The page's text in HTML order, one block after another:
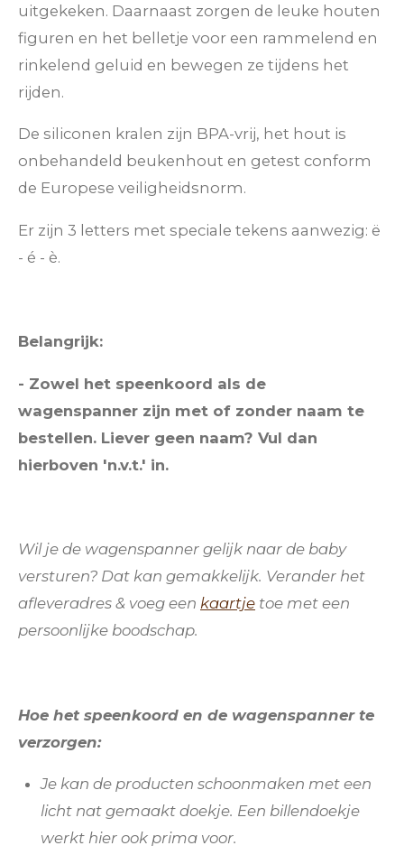
uitgekeken. Daarnaast zorgen de leuke houten
figuren en het belletje voor een rammelend en
rinkelend geluid en bewegen ze tijdens het
rijden.
De siliconen kralen zijn BPA-vrij, het hout is
onbehandeld beukenhout en getest conform
de Europese veiligheidsnorm.
Er zijn 3 letters met speciale tekens aanwezig: ë
- é - è.
Belangrijk:
- Zowel het speenkoord als de
wagenspanner zijn met of zonder naam te
bestellen. Liever geen naam? Vul dan
hierboven 'n.v.t.' in.
Wil je de wagenspanner gelijk naar de baby
versturen? Dat kan gemakkelijk. Verander het
afleveradres & voeg een kaartje toe met een
persoonlijke boodschap.
Hoe het speenkoord en de wagenspanner te
verzorgen:
Je kan de producten schoonmaken met een
licht nat gemaakt doekje. Een billendoekje
werkt hier ook prima voor.